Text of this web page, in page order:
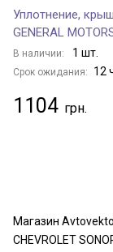
Уплотнение,
GENERAL
В наличии: 1 шт.
Срок ожидания: 12
1104
Магазин
CHEVROLET